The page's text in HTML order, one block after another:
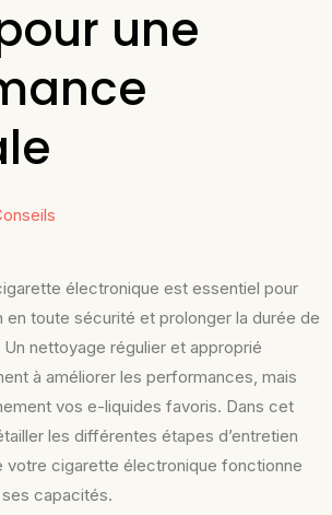
une
électronique est essentiel pour
en toute sécurité et prolonger la durée de
nettoyage régulier et approprié
à améliorer les performances, mais
vos e-liquides favoris. Dans cet
les différentes étapes d’entretien
votre cigarette électronique fonctionne
capacités.